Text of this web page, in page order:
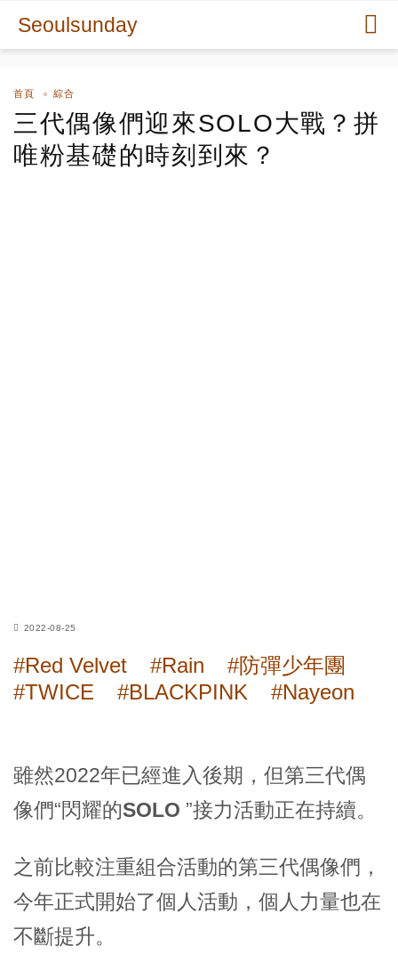
Seoulsunday
首頁 綜合
三代偶像們迎來SOLO大戰？拼
唯粉基礎的時刻到來？
2022-08-25
#Red Velvet #Rain
#防彈少年團
#TWICE
#BLACKPINK #Nayeon
雖然2022年已經進入後期，但第三代偶
像們“閃耀的SOLO ”接力活動正在持續。
之前比較注重組合活動的第三代偶像們 ，
今年正式開始了個人活動 ，個人力量也在
不斷提升。